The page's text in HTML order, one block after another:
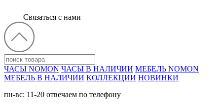
Связаться с нами
ЧАСЫ NOMON ЧАСЫ В НАЛИЧИИ МЕБЕЛЬ NOMON
МЕБЕЛЬ В НАЛИЧИИ КОЛЛЕКЦИИ НОВИНКИ
пн-вс: 11-20 отвечаем по телефону